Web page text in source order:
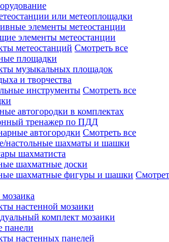
или метеоплощадки
элементы метеостанции
элементы метеостанции
метеостанций Смотреть все
площадки
музыкальных площадок
и творчества
инструменты Смотреть все
автогородки в комплектах
тренажер по ПДД
автогородки Смотреть все
настольные шахматы и шашки
шахматиста
шахматные доски
шахматные фигуры и шашки
настенной мозаики
комплект мозаики
панели
настенных панелей